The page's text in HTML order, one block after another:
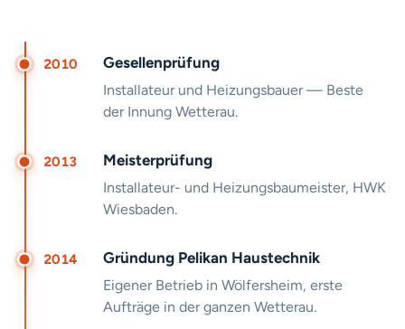
2010 Gesellenprüfung
Installateur und Heizungsbauer — Beste
der Innung Wetterau.
2013 Meisterprüfung
Installateur- und Heizungsbaumeister, HWK
Wiesbaden.
2014 Gründung Pelikan Haustechnik
Eigener Betrieb in Wölfersheim, erste
Aufträge in der ganzen Wetterau.